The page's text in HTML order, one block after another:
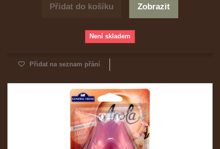
Přidat do košíku Zobrazit
Není skladem
Přidat na seznam přání